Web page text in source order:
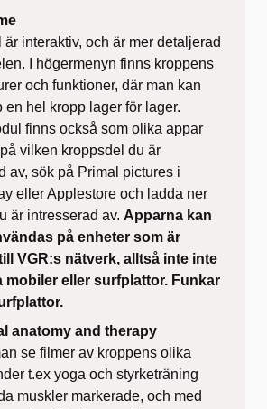
är interaktiv, och är mer detaljerad
I högermenyn finns kroppens
och funktioner, där man kan
en hel kropp lager för lager.
finns också som olika appar
vilken kroppsdel du är
av, sök på Primal pictures i
eller Applestore och ladda ner
är intresserad av. Apparna kan
på enheter som är
VGR:s nätverk, alltså inte inte
mobiler eller surfplattor. Funkar
anatomy and therapy
se filmer av kroppens olika
t.ex yoga och styrketräning
muskler markerade, och med